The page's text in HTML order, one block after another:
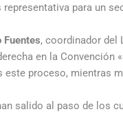
para un
Fuentes, coordinador del
en la Convención
este proceso, mientras
salido al paso de los